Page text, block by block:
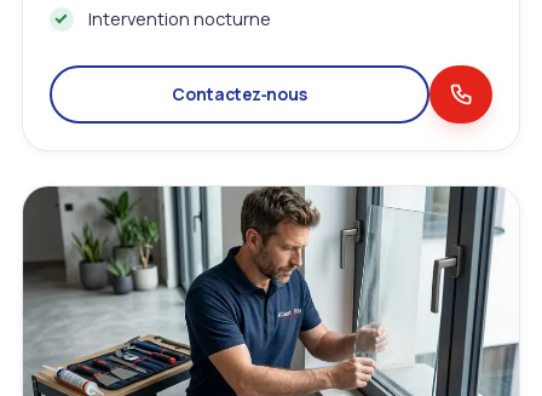
Intervention nocturne
Contactez‑nous